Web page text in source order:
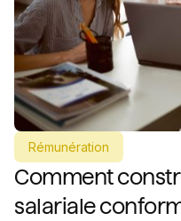
Rémunération
Comment
salariale